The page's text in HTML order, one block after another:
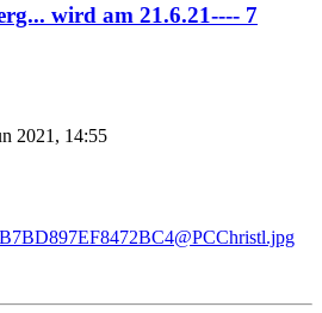
wird am 21.6.21---- 7
2021, 14:55